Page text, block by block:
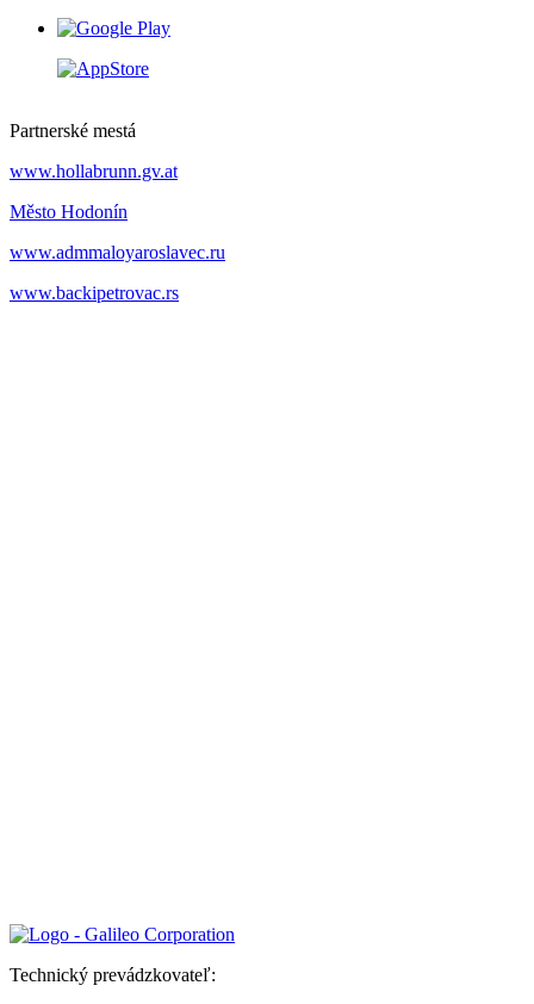
Partnerské mestá
www.hollabrunn.gv.at
Město Hodonín
www.admmaloyaroslavec.ru
www.backipetrovac.rs
Technický prevádzkovateľ: